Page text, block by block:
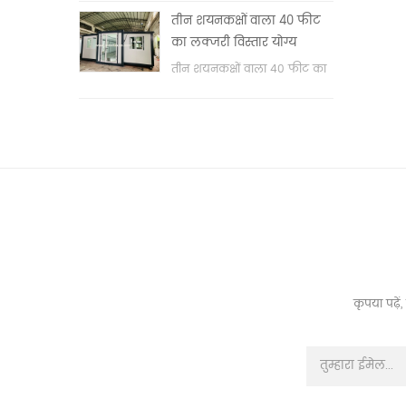
वॉश बेसिन & nbsp;
तीन शयनकक्षों वाला 40 फीट
का लक्जरी विस्तार योग्य
कंटेनर हाउस
तीन शयनकक्षों वाला 40 फीट का
कृपया